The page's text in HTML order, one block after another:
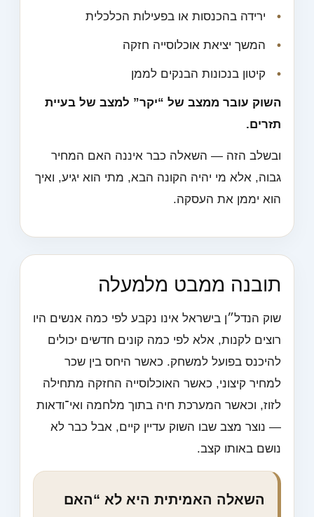
ירידה בהכנסות או בפעילות הכלכלית
המשך יציאת אוכלוסייה חזקה
קיטון בנכונות הבנקים לממן
השוק עובר ממצב של “יקר” למצב של בעיית
תזרים.
ובשלב הזה — השאלה כבר איננה האם המחיר
גבוה, אלא מי יהיה הקונה הבא, מתי הוא יגיע, ואיך
הוא יממן את העסקה.
תובנה ממבט מלמעלה
שוק הנדל״ן בישראל אינו נקבע לפי כמה אנשים היו
רוצים לקנות, אלא לפי כמה קונים חדשים יכולים
להיכנס בפועל למשחק. כאשר היחס בין שכר
למחיר קיצוני, כאשר האוכלוסייה החזקה מתחילה
לזוז, וכאשר המערכת חיה בתוך מלחמה ואי־ודאות
— נוצר מצב שבו השוק עדיין קיים, אבל כבר לא
נושם באותו קצב.
השאלה האמיתית היא לא “האם